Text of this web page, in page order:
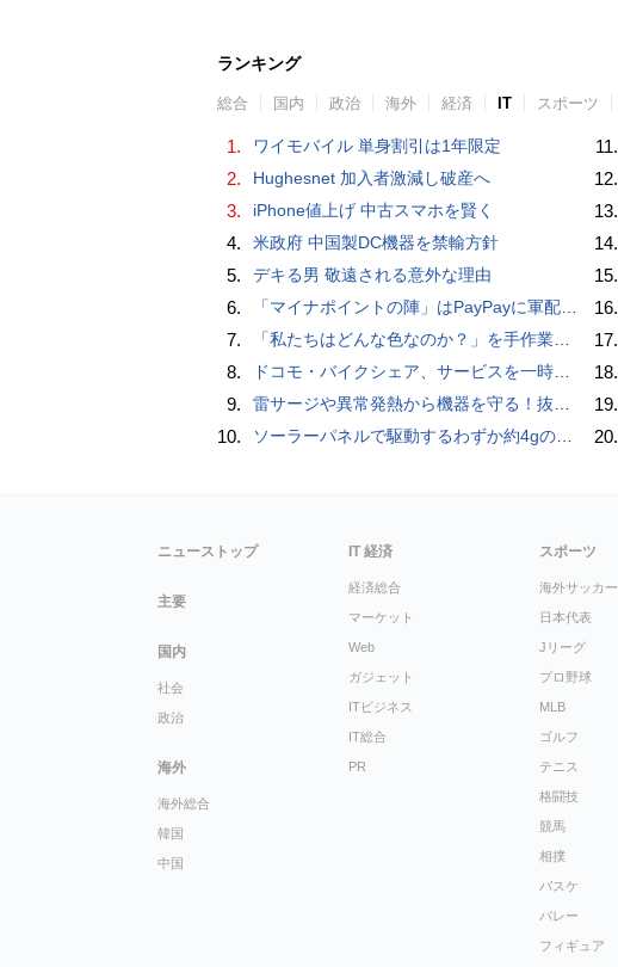
ランキング
総合 国内 政治 海外 経済 IT スポーツ
1. ワイモバイル 単身割引は1年限定
2. Hughesnet 加入者激減し破産へ
3. iPhone値上げ 中古スマホを賢く
4. 米政府 中国製DC機器を禁輸方針
5. デキる男 敬遠される意外な理由
6. 「マイナポイントの陣」はPayPayに軍配！ 燻製できちゃう鍋、グラスドームクッカー
7. 「私たちはどんな色なのか？」を手作業でデータ分析して人間の肌の色を表現する新しい色空間を構築した「Inclusive Color Space」
8. ドコモ・バイクシェア、サービスを一時停止 不具合の復旧が見通せないため
9. 雷サージや異常発熱から機器を守る！抜け止め仕様の3P-2P変換アダプタ
10. ソーラーパネルで駆動するわずか約4gの超軽量ドローン「CoulombFly」
11.
12.
13.
14.
15.
16.
17.
18.
19.
20.
ニューストップ
主要
国内
社会
政治
海外
海外総合
韓国
中国
IT 経済
経済総合
マーケット
Web
ガジェット
ITビジネス
IT総合
PR
スポーツ
海外サッカー
日本代表
Jリーグ
プロ野球
MLB
ゴルフ
テニス
格闘技
競馬
相撲
バスケ
バレー
フィギュア